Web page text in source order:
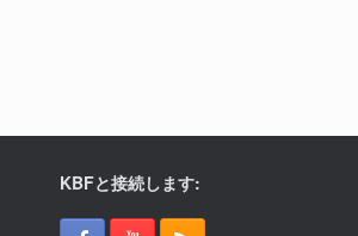
KBFと接続します: